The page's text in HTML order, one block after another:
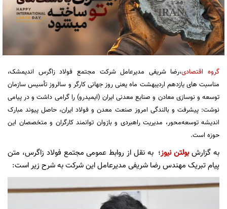
گروه اقتصادی،رضا شریفی مدیرعامل شرکت مجتمع فولاد زاگرس اندیمشک،
مناسبت های یازدهم اردیبهشت ماه یعنی روز جهانی کارگر و سالروز تأسیس سازمان
توسعه و نوسازی معادن و صنایع معدنی ایران (ایمیدرو) را گرامی داشت و در پیامی
نوشت: پیشرفت و بالندگی امروز صنعت معدن و فولاد ایران، حاصل پیوند مبارک
اندیشه توسعه‌محور، مدیریت راهبردی و بازوان توانمند کارگران و متخصصان این
حوزه است.
به گزارشبولتن نیوز؛ به نقل از روابط عمومی مجتمع فولاد زاگرس، متن
پیام تبریک مهندس رضا شریفی مدیرعامل این شرکت به شرح زیر است: